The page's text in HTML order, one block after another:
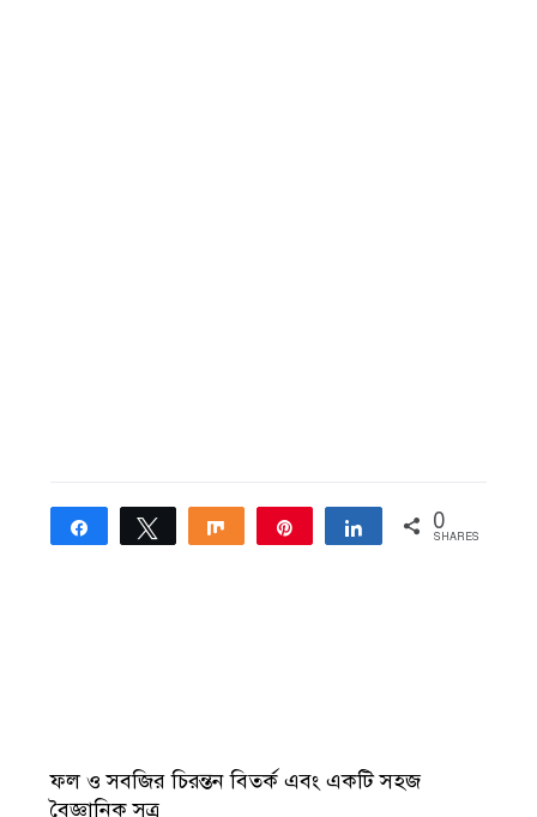
Share Tweet Share Share 0
SHARES
ফল ও সবজির চিরন্তন বিতর্ক এবং একটি সহজ
বৈজ্ঞানিক সূত্র